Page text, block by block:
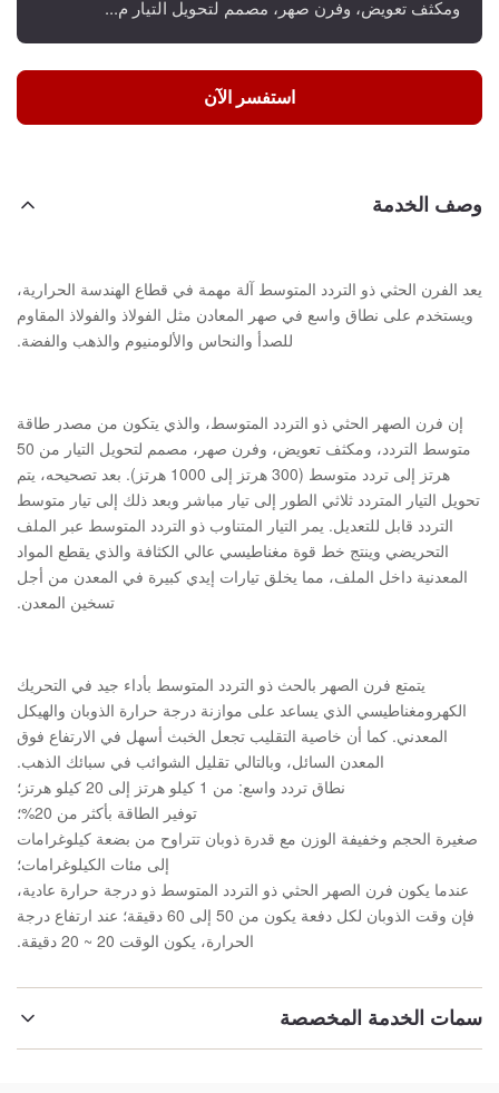
ومكثف تعويض، وفرن صهر، مصمم لتحويل التيار م...
استفسر الآن
وصف الخدمة
يعد الفرن الحثي ذو التردد المتوسط ​​آلة مهمة في قطاع الهندسة الحرارية،
ويستخدم على نطاق واسع في صهر المعادن مثل الفولاذ والفولاذ المقاوم
للصدأ والنحاس والألومنيوم والذهب والفضة.
إن فرن الصهر الحثي ذو التردد المتوسط، والذي يتكون من مصدر طاقة
متوسط ​​التردد، ومكثف تعويض، وفرن صهر، مصمم لتحويل التيار من 50
هرتز إلى تردد متوسط ​​(300 هرتز إلى 1000 هرتز). بعد تصحيحه، يتم
تحويل التيار المتردد ثلاثي الطور إلى تيار مباشر وبعد ذلك إلى تيار متوسط
​​التردد قابل للتعديل. يمر التيار المتناوب ذو التردد المتوسط ​​عبر الملف
التحريضي وينتج خط قوة مغناطيسي عالي الكثافة والذي يقطع المواد
المعدنية داخل الملف، مما يخلق تيارات إيدي كبيرة في المعدن من أجل
تسخين المعدن.
يتمتع فرن الصهر بالحث ذو التردد المتوسط ​​بأداء جيد في التحريك
الكهرومغناطيسي الذي يساعد على موازنة درجة حرارة الذوبان والهيكل
المعدني. كما أن خاصية التقليب تجعل الخبث أسهل في الارتفاع فوق
المعدن السائل، وبالتالي تقليل الشوائب في سبائك الذهب.
نطاق تردد واسع: من 1 كيلو هرتز إلى 20 كيلو هرتز؛
توفير الطاقة بأكثر من 20%؛
صغيرة الحجم وخفيفة الوزن مع قدرة ذوبان تتراوح من بضعة كيلوغرامات
إلى مئات الكيلوغرامات؛
عندما يكون فرن الصهر الحثي ذو التردد المتوسط ​​ذو درجة حرارة عادية،
فإن وقت الذوبان لكل دفعة يكون من 50 إلى 60 دقيقة؛ عند ارتفاع درجة
الحرارة، يكون الوقت 20 ~ 20 دقيقة.
سمات الخدمة المخصصة